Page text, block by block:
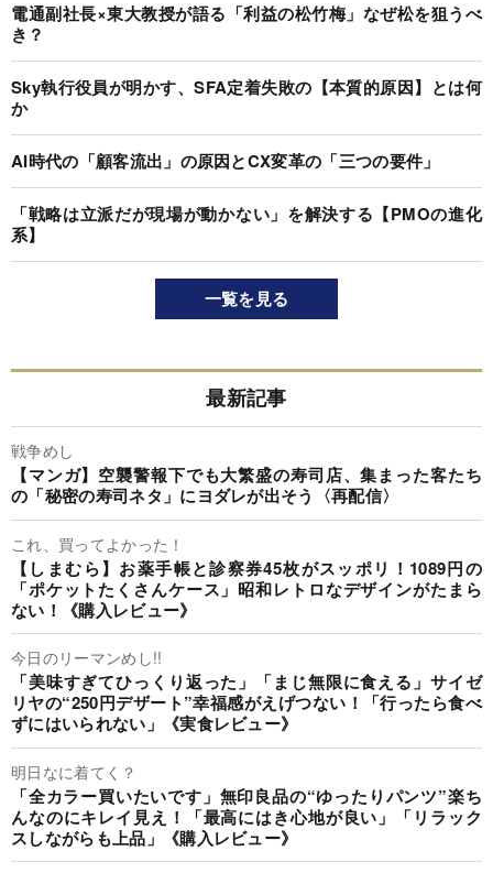
電通副社長×東大教授が語る「利益の松竹梅」なぜ松を狙うべ
き？
Sky執行役員が明かす、SFA定着失敗の【本質的原因】とは何
か
AI時代の「顧客流出」の原因とCX変革の「三つの要件」
「戦略は立派だが現場が動かない」を解決する【PMOの進化
系】
一覧を見る
最新記事
戦争めし
【マンガ】空襲警報下でも大繁盛の寿司店、集まった客たち
の「秘密の寿司ネタ」にヨダレが出そう〈再配信〉
これ、買ってよかった！
【しまむら】お薬手帳と診察券45枚がスッポリ！1089円の
「ポケットたくさんケース」昭和レトロなデザインがたまら
ない！《購入レビュー》
今日のリーマンめし!!
「美味すぎてひっくり返った」「まじ無限に食える」サイゼ
リヤの“250円デザート”幸福感がえげつない！「行ったら食べ
ずにはいられない」《実食レビュー》
明日なに着てく？
「全カラー買いたいです」無印良品の“ゆったりパンツ”楽ち
んなのにキレイ見え！「最高にはき心地が良い」「リラック
スしながらも上品」《購入レビュー》